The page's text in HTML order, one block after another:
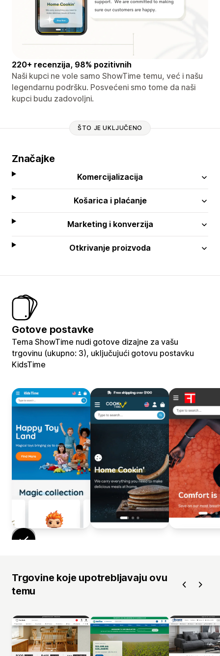
220+ recenzija, 98% pozitivnih
Naši kupci ne vole samo ShowTime temu, već i našu
legendarnu podršku. Posvećeni smo tome da naši
kupci budu zadovoljni.
ŠTO JE UKLJUČENO
Značajke
Komercijalizacija
Košarica i plaćanje
Marketing i konverzija
Otkrivanje proizvoda
Gotove postavke
Tema ShowTime nudi gotove dizajne za vašu
trgovinu (ukupno: 3), uključujući gotovu postavku
KidsTime
Trgovine koje upotrebljavaju ovu
temu